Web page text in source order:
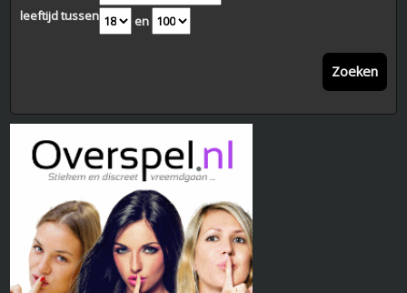
leeftijd tussen
en
Zoeken